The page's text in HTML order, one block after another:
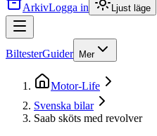
ArkivLogga in Ljust läge
BiltesterGuider Mer
Motor-Life
Svenska bilar
Saab sköts med revolver